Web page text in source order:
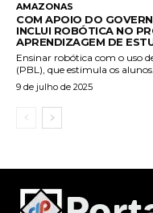
AMAZONAS
COM APOIO DO
INCLUI ROBÓTICA NO
APRENDIZAGEM DE
Ensinar robótica com o uso
(PBL), que estimula os
9 de julho de 2025